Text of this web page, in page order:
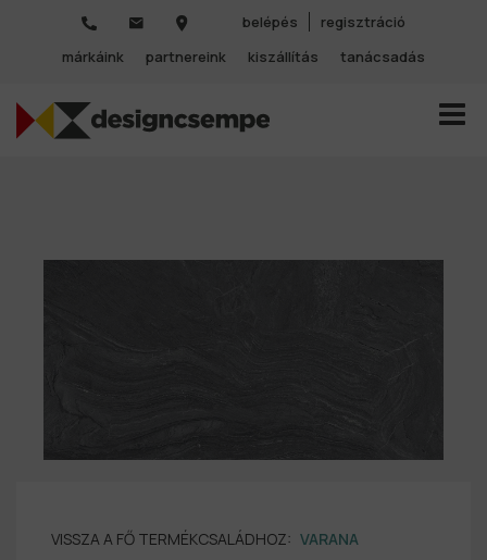
belépés
regisztráció
márkáink
partnereink kiszállítás tanácsadás
VISSZA A FŐ TERMÉKCSALÁDHOZ: VARANA